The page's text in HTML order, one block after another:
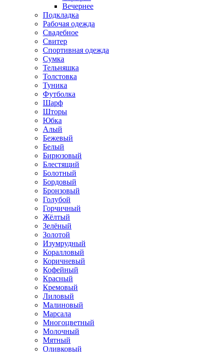
Вечернее
Подкладка
Рабочая одежда
Свадебное
Свитер
Спортивная одежда
Сумка
Тельняшка
Толстовка
Туника
Футболка
Шарф
Шторы
Юбка
Алый
Бежевый
Белый
Бирюзовый
Блестящий
Болотный
Бордовый
Бронзовый
Голубой
Горчичный
Жёлтый
Зелёный
Золотой
Изумрудный
Коралловый
Коричневый
Кофейный
Красный
Кремовый
Лиловый
Малиновый
Марсала
Многоцветный
Молочный
Мятный
Оливковый